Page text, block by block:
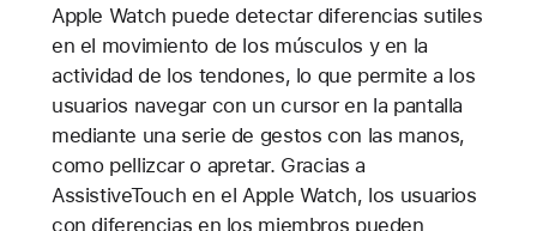
Apple Watch puede detectar diferencias sutiles
en el movimiento de los músculos y en la
actividad de los tendones, lo que permite a los
usuarios navegar con un cursor en la pantalla
mediante una serie de gestos con las manos,
como pellizcar o apretar. Gracias a
AssistiveTouch en el Apple Watch, los usuarios
con diferencias en los miembros pueden